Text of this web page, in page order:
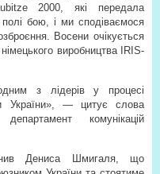
2000, які передала
бою, і ми сподіваємося
Восени очікується
виробництва IRIS-
з лідерів у процесі
України», — цитує слова
комунікацій
Дениса Шмигаля, що